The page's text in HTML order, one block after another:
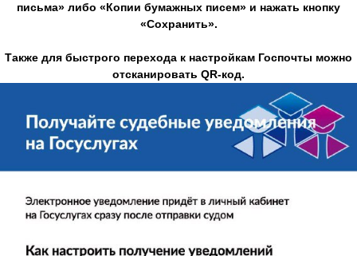
письма» либо «Копии бумажных писем» и нажать кнопку
«Сохранить».
Также для быстрого перехода к настройкам Госпочты можно
отсканировать QR-код.